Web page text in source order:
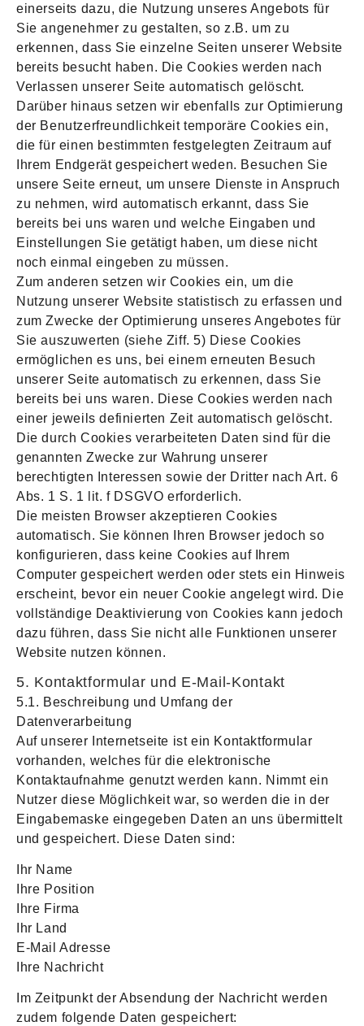
einerseits dazu, die Nutzung unseres Angebots für
Sie angenehmer zu gestalten, so z.B. um zu
erkennen, dass Sie einzelne Seiten unserer Website
bereits besucht haben. Die Cookies werden nach
Verlassen unserer Seite automatisch gelöscht.
Darüber hinaus setzen wir ebenfalls zur Optimierung
der Benutzerfreundlichkeit temporäre Cookies ein,
die für einen bestimmten festgelegten Zeitraum auf
Ihrem Endgerät gespeichert weden. Besuchen Sie
unsere Seite erneut, um unsere Dienste in Anspruch
zu nehmen, wird automatisch erkannt, dass Sie
bereits bei uns waren und welche Eingaben und
Einstellungen Sie getätigt haben, um diese nicht
noch einmal eingeben zu müssen.
Zum anderen setzen wir Cookies ein, um die
Nutzung unserer Website statistisch zu erfassen und
zum Zwecke der Optimierung unseres Angebotes für
Sie auszuwerten (siehe Ziff. 5) Diese Cookies
ermöglichen es uns, bei einem erneuten Besuch
unserer Seite automatisch zu erkennen, dass Sie
bereits bei uns waren. Diese Cookies werden nach
einer jeweils definierten Zeit automatisch gelöscht.
Die durch Cookies verarbeiteten Daten sind für die
genannten Zwecke zur Wahrung unserer
berechtigten Interessen sowie der Dritter nach Art. 6
Abs. 1 S. 1 lit. f DSGVO erforderlich.
Die meisten Browser akzeptieren Cookies
automatisch. Sie können Ihren Browser jedoch so
konfigurieren, dass keine Cookies auf Ihrem
Computer gespeichert werden oder stets ein Hinweis
erscheint, bevor ein neuer Cookie angelegt wird. Die
vollständige Deaktivierung von Cookies kann jedoch
dazu führen, dass Sie nicht alle Funktionen unserer
Website nutzen können.
5. Kontaktformular und E-Mail-Kontakt
5.1. Beschreibung und Umfang der
Datenverarbeitung
Auf unserer Internetseite ist ein Kontaktformular
vorhanden, welches für die elektronische
Kontaktaufnahme genutzt werden kann. Nimmt ein
Nutzer diese Möglichkeit war, so werden die in der
Eingabemaske eingegeben Daten an uns übermittelt
und gespeichert. Diese Daten sind:
Ihr Name
Ihre Position
Ihre Firma
Ihr Land
E-Mail Adresse
Ihre Nachricht
Im Zeitpunkt der Absendung der Nachricht werden
zudem folgende Daten gespeichert: